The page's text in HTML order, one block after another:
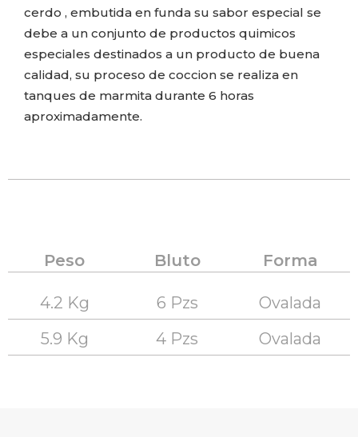
cerdo , embutida en funda su sabor especial se
debe a un conjunto de productos quimicos
especiales destinados a un producto de buena
calidad, su proceso de coccion se realiza en
tanques de marmita durante 6 horas
aproximadamente.
Peso Bluto Forma
4.2 Kg 6 Pzs
Ovalada
5.9 Kg
4 Pzs Ovalada